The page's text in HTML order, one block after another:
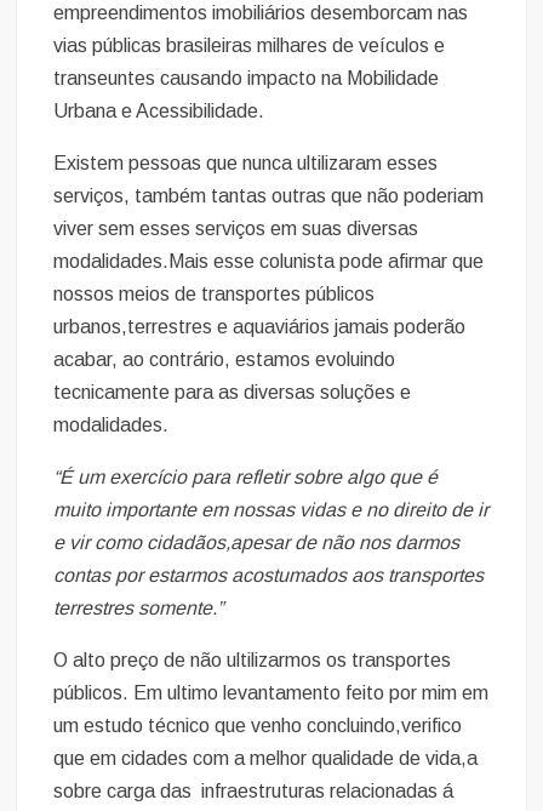
empreendimentos imobiliários desemborcam nas
vias públicas brasileiras milhares de veículos e
transeuntes causando impacto na Mobilidade
Urbana e Acessibilidade.
Existem pessoas que nunca ultilizaram esses
serviços, também tantas outras que não poderiam
viver sem esses serviços em suas diversas
modalidades.Mais esse colunista pode afirmar que
nossos meios de transportes públicos
urbanos,terrestres e aquaviários jamais poderão
acabar, ao contrário, estamos evoluindo
tecnicamente para as diversas soluções e
modalidades.
“É um exercício para refletir sobre algo que é
muito importante em nossas vidas e no direito de ir
e vir como cidadãos,apesar de não nos darmos
contas por estarmos acostumados aos transportes
terrestres somente.”
O alto preço de não ultilizarmos os transportes
públicos. Em ultimo levantamento feito por mim em
um estudo técnico que venho concluindo,verifico
que em cidades com a melhor qualidade de vida,a
sobre carga das infraestruturas relacionadas á